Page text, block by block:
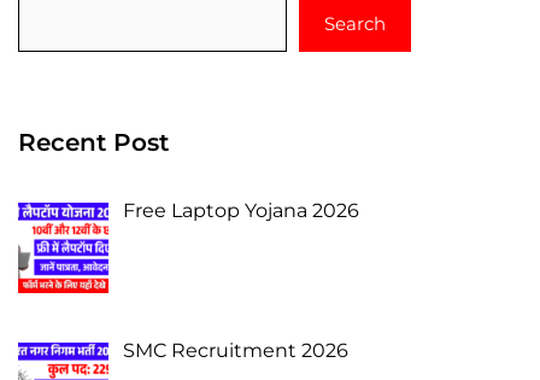
Search
Recent Post
Free Laptop Yojana 2026
SMC Recruitment 2026